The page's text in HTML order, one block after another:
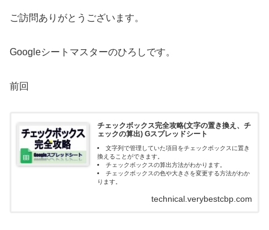
ご訪問ありがとうございます。
Googleシートマスターのひろしです。
前回
チェックボックス完全攻略(文字の置き換え、チ
ェックの算出) Gスプレッドシート
文字列で管理していた項目をチェックボックスに置き
換えることができます。
チェックボックスの算出方法がわかります。
チェックボックスの色や大きさを変更する方法がわか
ります。
technical.verybestcbp.com